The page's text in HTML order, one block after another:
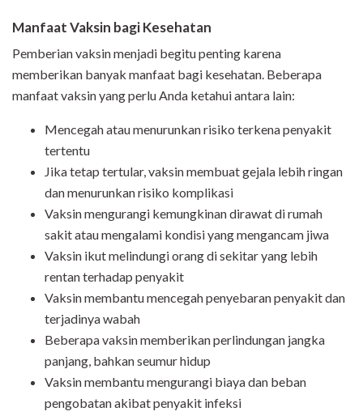
Manfaat Vaksin bagi Kesehatan
Pemberian vaksin menjadi begitu penting karena
memberikan banyak manfaat bagi kesehatan. Beberapa
manfaat vaksin yang perlu Anda ketahui antara lain:
Mencegah atau menurunkan risiko terkena penyakit
tertentu
Jika tetap tertular, vaksin membuat gejala lebih ringan
dan menurunkan risiko komplikasi
Vaksin mengurangi kemungkinan dirawat di rumah
sakit atau mengalami kondisi yang mengancam jiwa
Vaksin ikut melindungi orang di sekitar yang lebih
rentan terhadap penyakit
Vaksin membantu mencegah penyebaran penyakit dan
terjadinya wabah
Beberapa vaksin memberikan perlindungan jangka
panjang, bahkan seumur hidup
Vaksin membantu mengurangi biaya dan beban
pengobatan akibat penyakit infeksi